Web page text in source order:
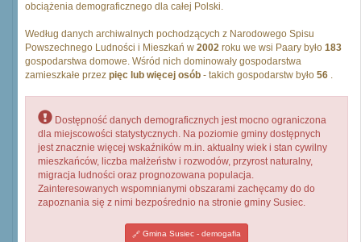
obciążenia demograficznego dla całej Polski.
Według danych archiwalnych pochodzących z Narodowego Spisu
Powszechnego Ludności i Mieszkań w 2002 roku we wsi Paary było 183
gospodarstwa domowe. Wśród nich dominowały gospodarstwa
zamieszkałe przez pięc lub więcej osób - takich gospodarstw było 56 .
Dostępność danych demograficznych jest mocno ograniczona
dla miejscowości statystycznych. Na poziomie gminy dostępnych
jest znacznie więcej wskaźników m.in. aktualny wiek i stan cywilny
mieszkańców, liczba małżeństw i rozwodów, przyrost naturalny,
migracja ludności oraz prognozowana populacja.
Zainteresowanych wspomnianymi obszarami zachęcamy do do
zapoznania się z nimi bezpośrednio na stronie gminy Susiec.
Gmina Susiec - demogafia